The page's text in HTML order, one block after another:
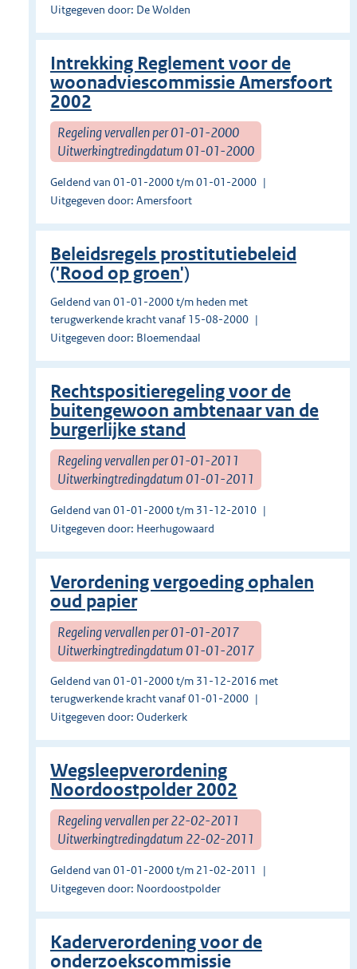
Uitgegeven door: De Wolden
Intrekking Reglement voor de
woonadviescommissie Amersfoort
2002
Regeling vervallen per 01-01-2000
Uitwerkingtredingdatum 01-01-2000
Geldend van 01-01-2000 t/m 01-01-2000
Uitgegeven door: Amersfoort
Beleidsregels prostitutiebeleid
('Rood op groen')
Geldend van 01-01-2000 t/m heden met
terugwerkende kracht vanaf 15-08-2000
Uitgegeven door: Bloemendaal
Rechtspositieregeling voor de
buitengewoon ambtenaar van de
burgerlijke stand
Regeling vervallen per 01-01-2011
Uitwerkingtredingdatum 01-01-2011
Geldend van 01-01-2000 t/m 31-12-2010
Uitgegeven door: Heerhugowaard
Verordening vergoeding ophalen
oud papier
Regeling vervallen per 01-01-2017
Uitwerkingtredingdatum 01-01-2017
Geldend van 01-01-2000 t/m 31-12-2016 met
terugwerkende kracht vanaf 01-01-2000
Uitgegeven door: Ouderkerk
Wegsleepverordening
Noordoostpolder 2002
Regeling vervallen per 22-02-2011
Uitwerkingtredingdatum 22-02-2011
Geldend van 01-01-2000 t/m 21-02-2011
Uitgegeven door: Noordoostpolder
Kaderverordening voor de
onderzoekscommissie